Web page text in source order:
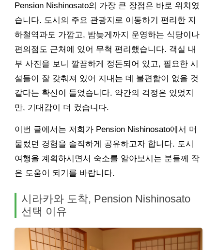
Pension Nishinosato의 가장 큰 장점은 바로 위치였
습니다. 도시의 주요 관광지로 이동하기 편리한 지
하철역과도 가깝고, 밤늦게까지 운영하는 식당이나
편의점도 근처에 있어 무척 편리했습니다. 객실 내
부 사진을 보니 깔끔하게 정돈되어 있고, 필요한 시
설들이 잘 갖춰져 있어 지내는 데 불편함이 없을 것
같다는 확신이 들었습니다. 약간의 걱정은 있었지
만, 기대감이 더 컸습니다.
이번 글에서는 저희가 Pension Nishinosato에서 머
물렀던 경험을 솔직하게 공유하고자 합니다. 도시
여행을 계획하시면서 숙소를 알아보시는 분들께 작
은 도움이 되기를 바랍니다.
시라카와 도착, Pension Nishinosato
선택 이유